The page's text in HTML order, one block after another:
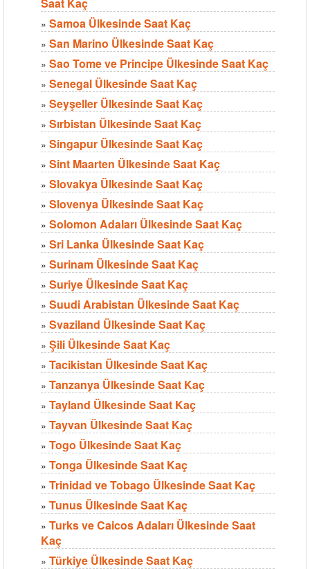
» Samoa Ülkesinde Saat Kaç
» San Marino Ülkesinde Saat Kaç
» Sao Tome ve Principe Ülkesinde Saat Kaç
» Senegal Ülkesinde Saat Kaç
» Seyşeller Ülkesinde Saat Kaç
» Sırbistan Ülkesinde Saat Kaç
» Singapur Ülkesinde Saat Kaç
» Sint Maarten Ülkesinde Saat Kaç
» Slovakya Ülkesinde Saat Kaç
» Slovenya Ülkesinde Saat Kaç
» Solomon Adaları Ülkesinde Saat Kaç
» Sri Lanka Ülkesinde Saat Kaç
» Surinam Ülkesinde Saat Kaç
» Suriye Ülkesinde Saat Kaç
» Suudi Arabistan Ülkesinde Saat Kaç
» Svaziland Ülkesinde Saat Kaç
» Şili Ülkesinde Saat Kaç
» Tacikistan Ülkesinde Saat Kaç
» Tanzanya Ülkesinde Saat Kaç
» Tayland Ülkesinde Saat Kaç
» Tayvan Ülkesinde Saat Kaç
» Togo Ülkesinde Saat Kaç
» Tonga Ülkesinde Saat Kaç
» Trinidad ve Tobago Ülkesinde Saat Kaç
» Tunus Ülkesinde Saat Kaç
» Turks ve Caicos Adaları Ülkesinde Saat
Kaç
» Türkiye Ülkesinde Saat Kaç